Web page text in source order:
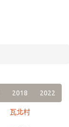
2018 2022
瓦北村